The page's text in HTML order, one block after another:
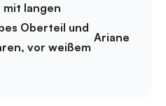
Ariane